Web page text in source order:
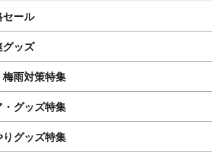
セール
グッズ
雨対策特集
グッズ特集
グッズ特集